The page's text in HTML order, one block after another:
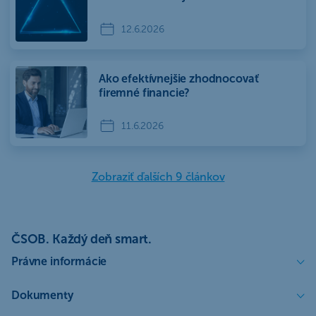
12.6.2026
Ako efektívnejšie zhodnocovať
firemné financie?
11.6.2026
Zobraziť ďalších 9 článkov
ČSOB. Každý deň smart.
Právne informácie
Dokumenty